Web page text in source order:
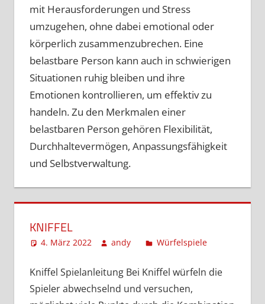
mit Herausforderungen und Stress
umzugehen, ohne dabei emotional oder
körperlich zusammenzubrechen. Eine
belastbare Person kann auch in schwierigen
Situationen ruhig bleiben und ihre
Emotionen kontrollieren, um effektiv zu
handeln. Zu den Merkmalen einer
belastbaren Person gehören Flexibilität,
Durchhaltevermögen, Anpassungsfähigkeit
und Selbstverwaltung.
KNIFFEL
4. März 2022 andy
Würfelspiele
hinterlassen
Kniffel Spielanleitung Bei Kniffel würfeln die
Spieler abwechselnd und versuchen,